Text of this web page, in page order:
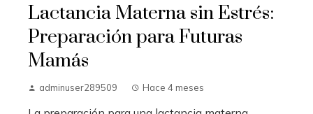
Lactancia Materna sin Estrés:
Preparación para Futuras
Mamás
adminuser289509 Hace 4 meses